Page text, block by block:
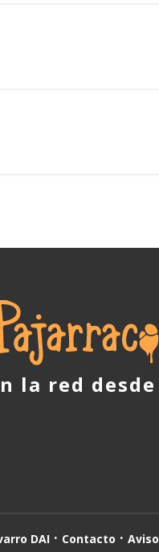
la red desde
DAI Contacto